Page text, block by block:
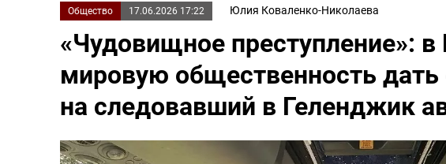
Общество 17.06.2026 17:22 Юлия Коваленко-Николаева
«Чудовищное преступление»:
мировую общественность дать
на следовавший в Геленджик